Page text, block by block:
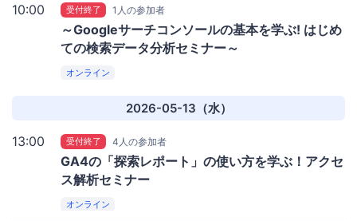
10:00 受付終了 1人の参加者
～Googleサーチコンソールの基本を学ぶ! はじめ
ての検索データ分析セミナー～
オンライン
2026-05-13（水）
13:00 受付終了 4人の参加者
GA4の「探索レポート」の使い方を学ぶ！アクセ
ス解析セミナー
オンライン